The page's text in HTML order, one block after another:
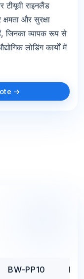
राइनलैंड
और सुरक्षा
जिनका व्यापक रूप से
लोडिंग कार्यों में
→
BW-PP10